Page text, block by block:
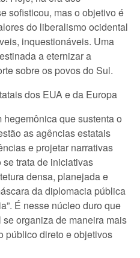
sofisticou, mas o objetivo é
do liberalismo ocidental
inquestionáveis. Uma
a eternizar a
sobre os povos do Sul.
dos EUA e da Europa
que sustenta o
as agências estatais
e projetar narrativas
trata de iniciativas
densa, planejada e
da diplomacia pública
É nesse núcleo duro que
organiza de maneira mais
público direto e objetivos